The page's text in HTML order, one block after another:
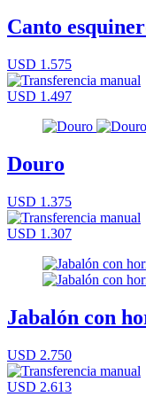
Canto
USD 1.575
USD 1.497
Douro
USD 1.375
USD 1.307
Jabalón con
USD 2.750
USD 2.613